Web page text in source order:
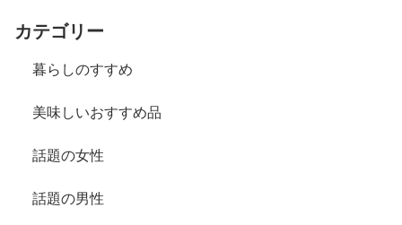
カテゴリー
暮らしのすすめ
美味しいおすすめ品
話題の女性
話題の男性